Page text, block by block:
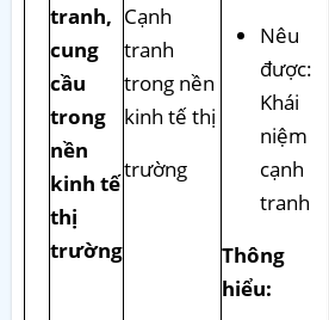
tranh,
cung
cầu
trong
nền
kinh tế
thị
trường
Cạnh
tranh
trong nền
kinh tế thị
trường
Nêu
được:
Khái
niệm
cạnh
tranh
Thông
hiểu: